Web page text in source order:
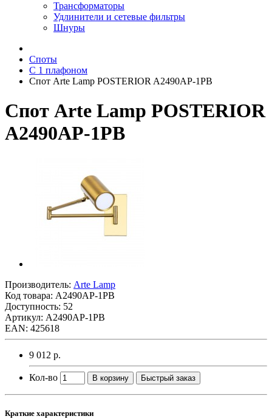
Трансформаторы
Удлинители и сетевые фильтры
Шнуры
Споты
С 1 плафоном
Спот Arte Lamp POSTERIOR A2490AP-1PB
Спот Arte Lamp POSTERIOR
A2490AP-1PB
Производитель: Arte Lamp
Код товара: A2490AP-1PB
Доступность: 52
Артикул: A2490AP-1PB
EAN: 425618
9 012 р.
Кол-во В корзину Быстрый заказ
Краткие характеристики